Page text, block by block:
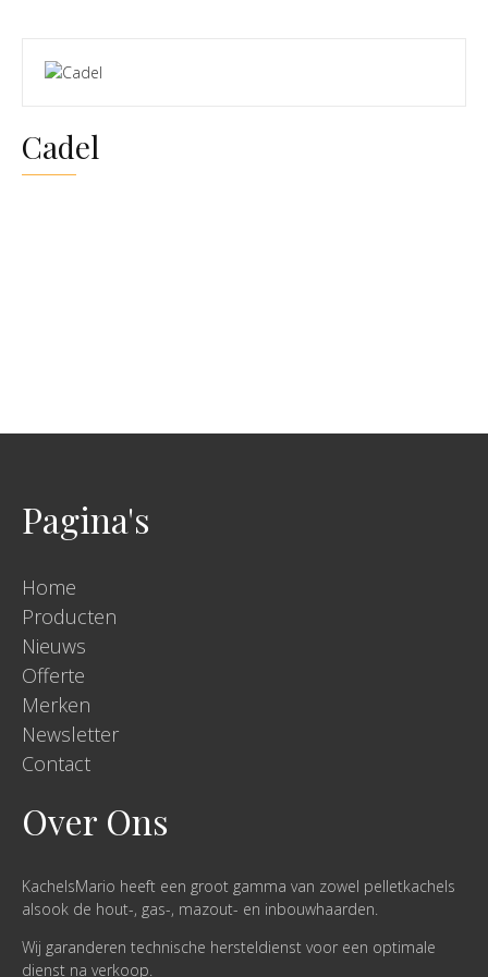
Cadel
Pagina's
Home
Producten
Nieuws
Offerte
Merken
Newsletter
Contact
Over Ons
KachelsMario heeft een groot gamma van zowel pelletkachels
alsook de hout-, gas-, mazout- en inbouwhaarden.
Wij garanderen technische hersteldienst voor een optimale
dienst na verkoop.